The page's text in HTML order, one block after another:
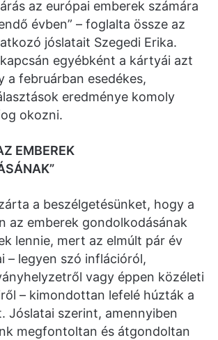
az európai emberek számára
évben” – foglalta össze az
jóslatait Szegedi Erika.
egyébként a kártyái azt
a februárban esedékes,
eredménye komoly
okozni.
EMBEREK
a beszélgetésünket, hogy a
az emberek gondolkodásának
lennie, mert az elmúlt pár év
– legyen szó inflációról,
vagy éppen közéleti
– kimondottan lefelé húzták a
Jóslatai szerint, amennyiben
megfontoltan és átgondoltan